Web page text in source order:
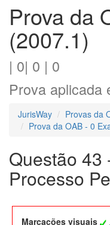
Prova da
(2007.1)
| 0| 0 | 0
Prova aplicada
JurisWay
Provas da
Prova da OAB - 0
Questão 43
Processo
Marcações visuais